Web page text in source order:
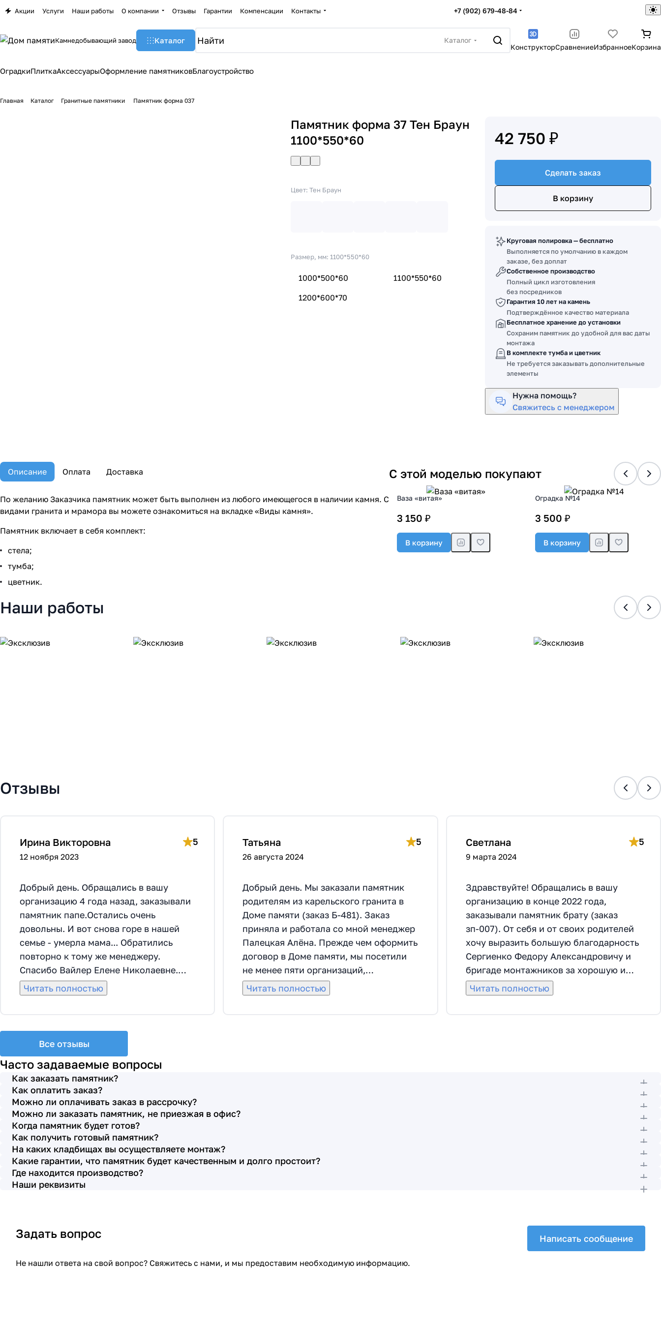
Акции Услуги Наши работы О компании Отзывы Гарантии Компенсации Контакты +7 (902) 679-48-84
Камнедобывающий завод Каталог
Каталог
КонструкторСравнениеИзбранноеКорзина
ОградкиПлиткаАксессуарыОформление памятниковБлагоустройство
Главная Каталог Гранитные памятники Памятник форма 037
Памятник форма 37 Тен Браун
1100*550*60
Цвет:Тен Браун
Размер, мм: 1100*550*60
1000*500*60
1100*550*60
1200*600*70
42 750 ₽
В корзину
Сделать заказ
Круговая полировка — бесплатно
Выполняется по умолчанию в каждом
заказе, без доплат
Собственное производство
Полный цикл изготовления
без посредников
Гарантия 10 лет на камень
Подтверждённое качество материала
Бесплатное хранение до установки
Сохраним памятник до удобной для вас даты
монтажа
В комплекте тумба и цветник
Не требуется заказывать дополнительные
элементы
Нужна помощь?
Свяжитесь с менеджером
Описание Оплата Доставка
По желанию Заказчика памятник может быть выполнен из любого имеющегося в наличии камня. С
видами гранита и мрамора вы можете ознакомиться на вкладке «Виды камня».
Памятник включает в себя комплект:
стела;
тумба;
цветник.
С этой моделью покупают
Ваза «витая»
3 150 ₽
В корзину
Оградка №14
3 500 ₽
В корзину
Наши работы
Отзывы
Ирина Викторовна 5
12 ноября 2023
Добрый день. Обращались в вашу
организацию 4 года назад, заказывали
памятник папе.Остались очень
довольны. И вот снова горе в нашей
семье - умерла мама... Обратились
повторно к тому же менеджеру.
Спасибо Вайлер Елене Николаевне.
Она грамотно помогла мне с выбором
памятника и материала на его
подходила по общему дизайну. Вышли
на улицу, посмотрели представленные
варианты, я определилась с выбором.
Очень тактичная, относится к
заказчикам с пониманием, помогла мне
с выбором эпитафии. Заключили
Договор Г-0619, все этапы которого
были выполнены вовремя и без
нареканий с нашей стороны, все наши
просьбы учтены. В первое наше
обращение мы также очень довольны
остались монтажниками - бригада
назначить эту же бригаду. Мне пошли
спокойно, но в тоже время, соблюдая
Читать полностью
Татьяна 5
26 августа 2024
Добрый день. Мы заказали памятник
родителям из карельского гранита в
Доме памяти (заказ Б-481). Заказ
приняла и работала со мной менеджер
Палецкая Алёна. Прежде чем оформить
договор в Доме памяти, мы посетили
не менее пяти организаций,
занимающихся изготовлением и
монтажем аналогичных памятников.
так как зачастую бывает, что при
выбрать расположение цветника
Читать полностью
Светлана 5
9 марта 2024
Здравствуйте! Обращались в вашу
организацию в конце 2022 года,
заказывали памятник брату (заказ
зп-007). От себя и от своих родителей
хочу выразить большую благодарность
Сергиенко Федору Александровичу и
бригаде монтажников за хорошую и
качественную работу. Сделали все
красиво, даже раньше срока. Федор
Читать полностью
Все отзывы
Часто задаваемые вопросы
Как заказать памятник?
Как оплатить заказ?
Можно ли оплачивать заказ в рассрочку?
Можно ли заказать памятник, не приезжая в офис?
Когда памятник будет готов?
Как получить готовый памятник?
На каких кладбищах вы осуществляете монтаж?
Какие гарантии, что памятник будет качественным и долго простоит?
Где находится производство?
Наши реквизиты
Задать вопрос
Не нашли ответа на свой вопрос? Свяжитесь с нами, и мы предоставим необходимую информацию.
Написать сообщение